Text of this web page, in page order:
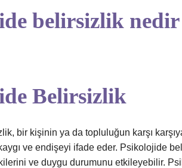
belirsizlik nedir
Belirsizlik
bir kişinin ya da topluluğun karşı
ve endişeyi ifade eder. Psikolojide
ve duygu durumunu etkileyebilir.